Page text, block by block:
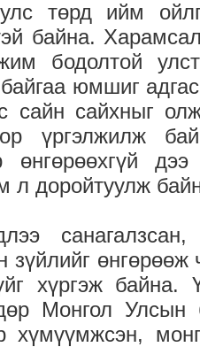
төрд ийм
байна.
бодолтой
юмшиг
сайн сайхныг
үргэлжилж
өнгөрөөхгүй
л доройтуулж
санагалзсан,
зүйлийг өнгөрөөж
хүргэж байна.
Монгол
хүмүүмжсэн,